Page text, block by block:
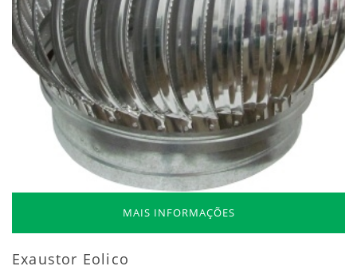
MAIS INFORMAÇÕES
Exaustor Eolico